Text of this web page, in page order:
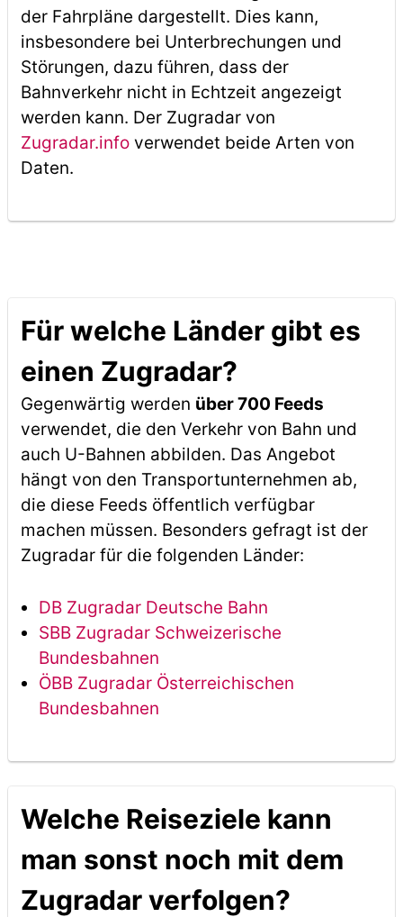
der Fahrpläne dargestellt. Dies kann,
insbesondere bei Unterbrechungen und
Störungen, dazu führen, dass der
Bahnverkehr nicht in Echtzeit angezeigt
werden kann. Der Zugradar von
Zugradar.infoverwendet beide Arten von
Daten.
Für welche Länder gibt es
einen Zugradar?
Gegenwärtig werden über 700 Feeds
verwendet, die den Verkehr von Bahn und
auch U-Bahnen abbilden. Das Angebot
hängt von den Transportunternehmen ab,
die diese Feeds öffentlich verfügbar
machen müssen. Besonders gefragt ist der
Zugradar für die folgenden Länder:
DB Zugradar Deutsche Bahn
SBB Zugradar Schweizerische
Bundesbahnen
ÖBB Zugradar Österreichischen
Bundesbahnen
Welche Reiseziele kann
man sonst noch mit dem
Zugradar verfolgen?